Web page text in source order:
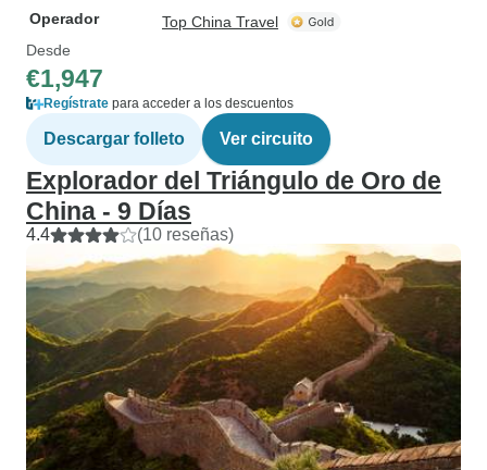
Operador
Top China Travel
Desde
€1,947
Regístrate para acceder a los descuentos
Descargar folleto Ver circuito
Explorador del Triángulo de Oro de
China - 9 Días
4.4 (10 reseñas)